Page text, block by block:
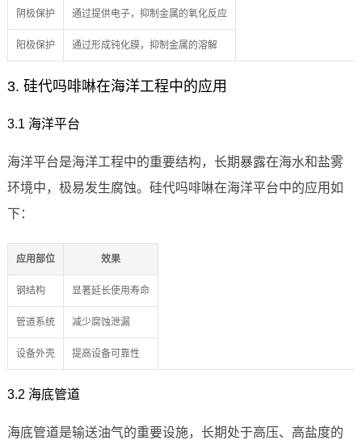
阴极保护 通过提供电子，抑制金属的氧化反应
阳极保护 通过形成钝化膜，抑制金属的溶解
3. 硅代吗啡啉在海洋工程中的应用
3.1 海洋平台
海洋平台是海洋工程中的重要结构，长期暴露在海水和盐雾
环境中，极易发生腐蚀。硅代吗啡啉在海洋平台中的应用如
下：
应用部位 效果
钢结构 显著延长使用寿命
管道系统 减少腐蚀泄漏
设备外壳 提高设备可靠性
3.2 海底管道
海底管道是输送油气的重要设施，长期处于高压、高盐度的